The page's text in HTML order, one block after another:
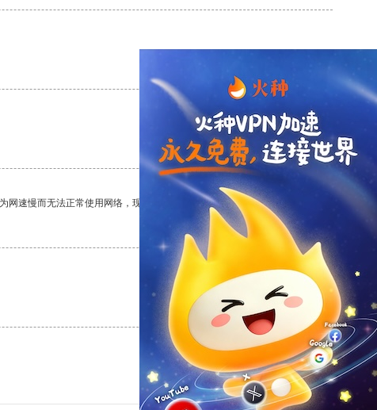
支持 [0] 反对[0]
速慢而无法正常使用网络，现在有了这个app，我再也不用担心了。
支持[0] 反对
支持[0] 反对[0]